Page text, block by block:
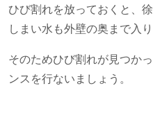
ひび割れを放っておくと、
しまい水も外壁の奥まで入
そのためひび割れが見つか
ンスを行ないましょう。